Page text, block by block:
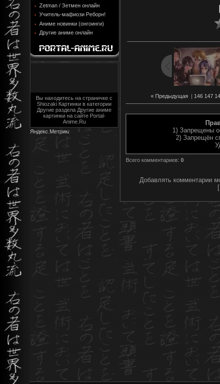
Zetman / Зетмен онлайн
Учитель-мафиози Реборн!
Аниме новинки (онгоинги)
Другие аниме онлайн
Вы находитесь на страничке с
Shiozaki Картинки в категории
Другие раздела Другие аниме
картинки на сайте Portal-
Anime.Ru
« Предыдущая 146 147
1) Запрещены
2) Запрещён
Всего комментариев: 0
Добавлять комментарии